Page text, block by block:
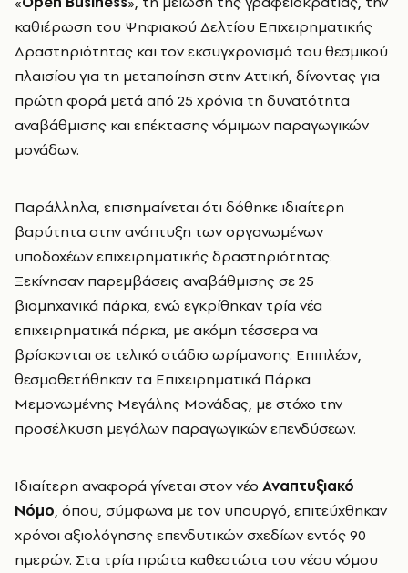
καθιέρωση του Ψηφιακού Δελτίου Επιχειρηματικής
Δραστηριότητας και τον εκσυγχρονισμό του θεσμικού
πλαισίου για τη μεταποίηση στην Αττική, δίνοντας για
πρώτη φορά μετά από 25 χρόνια τη δυνατότητα
αναβάθμισης και επέκτασης νόμιμων παραγωγικών
μονάδων.
Παράλληλα, επισημαίνεται ότι δόθηκε ιδιαίτερη
βαρύτητα στην ανάπτυξη των οργανωμένων
υποδοχέων επιχειρηματικής δραστηριότητας.
Ξεκίνησαν παρεμβάσεις αναβάθμισης σε 25
βιομηχανικά πάρκα, ενώ εγκρίθηκαν τρία νέα
επιχειρηματικά πάρκα, με ακόμη τέσσερα να
βρίσκονται σε τελικό στάδιο ωρίμανσης. Επιπλέον,
θεσμοθετήθηκαν τα Επιχειρηματικά Πάρκα
Μεμονωμένης Μεγάλης Μονάδας, με στόχο την
προσέλκυση μεγάλων παραγωγικών επενδύσεων.
Ιδιαίτερη αναφορά γίνεται στον νέο Αναπτυξιακό
Νόμο, όπου, σύμφωνα με τον υπουργό, επιτεύχθηκαν
χρόνοι αξιολόγησης επενδυτικών σχεδίων εντός 90
ημερών. Στα τρία πρώτα καθεστώτα του νέου νόμου